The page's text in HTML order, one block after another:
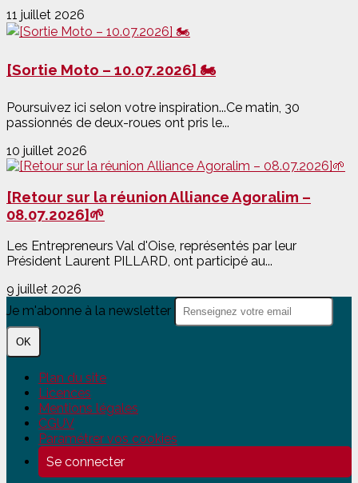
11 juillet 2026
[Sortie Moto – 10.07.2026] 🏍️
Poursuivez ici selon votre inspiration...Ce matin, 30
passionnés de deux-roues ont pris le...
10 juillet 2026
[Retour sur la réunion Alliance Agoralim –
08.07.2026]🌱
Les Entrepreneurs Val d'Oise, représentés par leur
Président Laurent PILLARD, ont participé au...
9 juillet 2026
Je m'abonne à la newsletter
OK
Plan du site
Licences
Mentions légales
CGUV
Paramétrer vos cookies
Se connecter